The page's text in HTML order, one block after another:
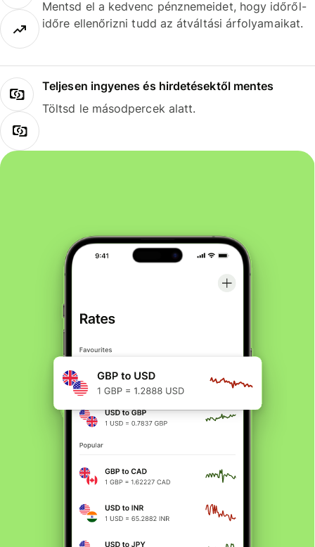
Mentsd el a kedvenc pénznemeidet, hogy időről-
időre ellenőrizni tudd az átváltási árfolyamaikat.
Teljesen ingyenes és hirdetésektől mentes
Töltsd le másodpercek alatt.